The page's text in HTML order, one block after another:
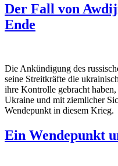
Der Fall von
Ende
Die Ankündigung des
seine Streitkräfte die
ihre Kontrolle gebracht
Ukraine und mit ziemlicher
Wendepunkt in diesem Krieg.
Ein Wendepunkt